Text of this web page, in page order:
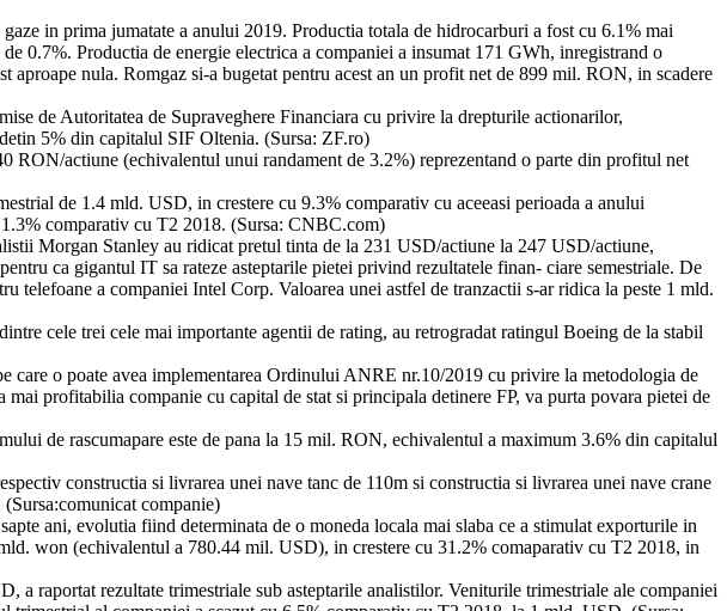
in prima jumatate a anului 2019. Productia totala de hidrocarburi a fost cu 6.1% mai
0.7%. Productia de energie electrica a companiei a insumat 171 GWh, inregistrand o
nula. Romgaz si-a bugetat pentru acest an un profit net de 899 mil. RON, in scadere
de Autoritatea de Supraveghere Financiara cu privire la drepturile actionarilor,
5% din capitalul SIF Oltenia. (Sursa: ZF.ro)
RON/actiune (echivalentul unui randament de 3.2%) reprezentand o parte din profitul net
de 1.4 mld. USD, in crestere cu 9.3% comparativ cu aceeasi perioada a anului
comparativ cu T2 2018. (Sursa: CNBC.com)
Morgan Stanley au ridicat pretul tinta de la 231 USD/actiune la 247 USD/actiune,
ca gigantul IT sa rateze asteptarile pietei privind rezultatele finan- ciare semestriale. De
telefoane a companiei Intel Corp. Valoarea unei astfel de tranzactii s-ar ridica la peste 1 mld.
cele trei cele mai importante agentii de rating, au retrogradat ratingul Boeing de la stabil
care o poate avea implementarea Ordinului ANRE nr.10/2019 cu privire la metodologia de
profitabilia companie cu capital de stat si principala detinere FP, va purta povara pietei de
de rascumapare este de pana la 15 mil. RON, echivalentul a maximum 3.6% din capitalul
constructia si livrarea unei nave tanc de 110m si constructia si livrarea unei nave crane
companie)
ani, evolutia fiind determinata de o moneda locala mai slaba ce a stimulat exporturile in
won (echivalentul a 780.44 mil. USD), in crestere cu 31.2% comaparativ cu T2 2018, in
raportat rezultate trimestriale sub asteptarile analistilor. Veniturile trimestriale ale companiei